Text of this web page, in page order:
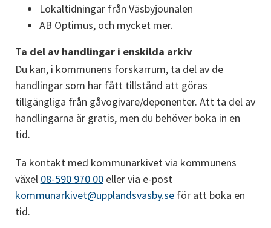
Lokaltidningar från Väsbyjounalen
AB Optimus, och mycket mer.
Ta del av handlingar i enskilda arkiv
Du kan, i kommunens forskarrum, ta del av de
handlingar som har fått tillstånd att göras
tillgängliga från gåvogivare/deponenter. Att ta del av
handlingarna är gratis, men du behöver boka in en
tid.
Ta kontakt med kommunarkivet via kommunens
växel 08-590 970 00
eller via e-post
kommunarkivet@upplandsvasby.se för att boka en
tid.